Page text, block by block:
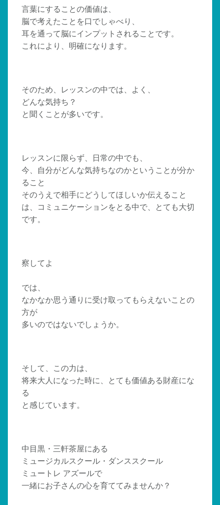
言葉にすることの価値は、
脳で考えたことを口でしゃべり、
耳を通って脳にインプットされることです。
これにより、明確になります。
そのため、レッスンの中では、よく、
どんな気持ち？
と聞くことが多いです。
レッスンに限らず、日常の中でも、
今、自分がどんな気持ちなのかということが分か
ること
そのうえで相手にどうしてほしいか伝えること
は、コミュニケーションをとる中で、とても大切
です。
察してよ
では、
なかなか思う通りに受け取ってもらえないことの
方が
多いのではないでしょうか。
そして、この力は、
将来大人になった時に、とても価値ある財産にな
る
と感じています。
中目黒・三軒茶屋にある
ミュージカルスクール・ダンススクール
ミュートレ アズールで
一緒にお子さんの心を育ててみませんか？